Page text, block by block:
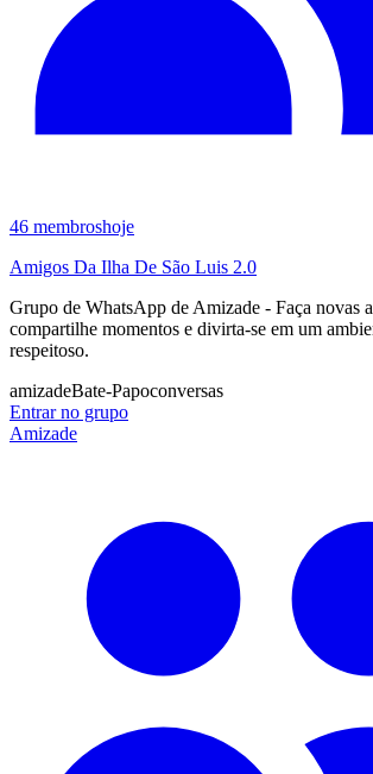
46 membroshoje
Amigos Da Ilha De São Luis 2.0
Grupo de WhatsApp de Amizade - Faça novas
compartilhe momentos e divirta‑se em um
respeitoso.
amizadeBate-Papoconversas
Entrar no grupo
Amizade